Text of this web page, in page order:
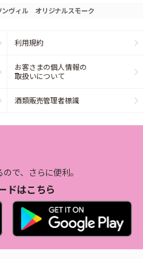
ンヴィル オリジナルスモーク
利用規約
お客さまの個人情報の
取扱いについて
酒類販売管理者標識
で、さらに便利。
ドはこちら